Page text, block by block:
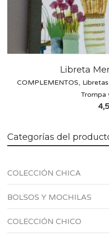
Libreta
COMPLEMENTOS,
Trompa
Categorías del
COLECCIÓN CHICA
BOLSOS Y MOCHILAS
COLECCIÓN CHICO